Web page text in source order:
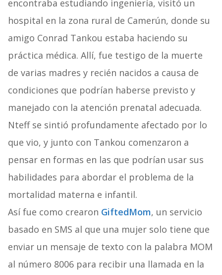
encontraba estudiando ingeniería, visitó un
hospital en la zona rural de Camerún, donde su
amigo Conrad Tankou estaba haciendo su
práctica médica. Allí, fue testigo de la muerte
de varias madres y recién nacidos a causa de
condiciones que podrían haberse previsto y
manejado con la atención prenatal adecuada.
Nteff se sintió profundamente afectado por lo
que vio, y junto con Tankou comenzaron a
pensar en formas en las que podrían usar sus
habilidades para abordar el problema de la
mortalidad materna e infantil.
Así fue como crearon GiftedMom, un servicio
basado en SMS al que una mujer solo tiene que
enviar un mensaje de texto con la palabra MOM
al número 8006 para recibir una llamada en la